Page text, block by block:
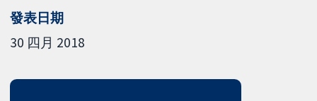
發表日期
30 四月 2018